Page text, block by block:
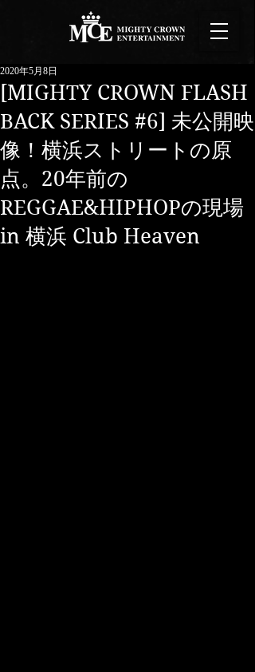
[MIGHTY CROWN FLASH
BACK SERIES #6] 未公開映
像！横浜ストリートの原
点。20年前の
REGGAE&HIPHOPの現場
in 横浜 Club Heaven
2020年5月8日